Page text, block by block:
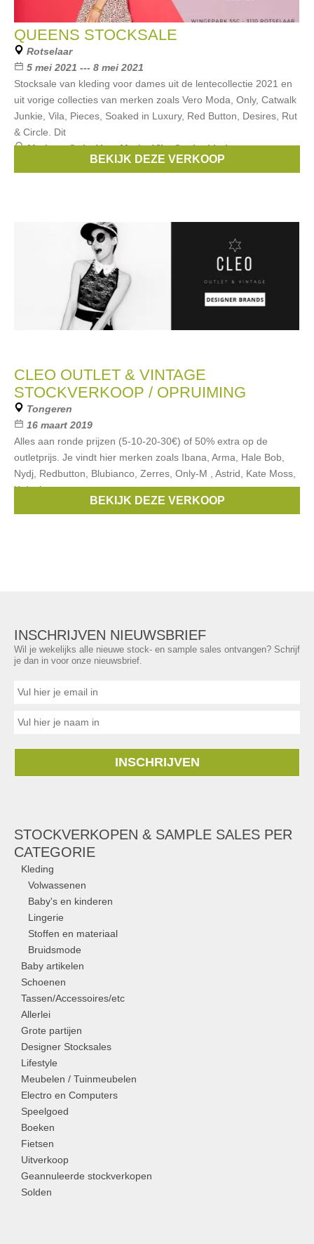
QUEENS STOCKSALE
Rotselaar
5 mei 2021 --- 8 mei 2021
Stocksale van kleding voor dames uit de lentecollectie 2021 en
uit vorige collecties van merken zoals Vero Moda, Only, Catwalk
Junkie, Vila, Pieces, Soaked in Luxury, Red Button, Desires, Rut
& Circle. Dit
Merken:Only,Vero Moda,Vila,Soaked in Luxury,
BEKIJK DEZE VERKOOP
CLEO OUTLET & VINTAGE
STOCKVERKOOP / OPRUIMING
Tongeren
16 maart 2019
Alles aan ronde prijzen (5-10-20-30€) of 50% extra op de
outletprijs. Je vindt hier merken zoals Ibana, Arma, Hale Bob,
Nydj, Redbutton, Blubianco, Zerres, Only-M , Astrid, Kate Moss,
K design....
Zerres,Halé Bob,Arma ,kdesign
BEKIJK DEZE VERKOOP
INSCHRIJVEN NIEUWSBRIEF
Wil je wekelijks alle nieuwe stock- en sample sales ontvangen? Schrijf
je dan in voor onze nieuwsbrief.
INSCHRIJVEN
STOCKVERKOPEN & SAMPLE SALES PER
CATEGORIE
Kleding
Volwassenen
Baby's en kinderen
Lingerie
Stoffen en materiaal
Bruidsmode
Baby artikelen
Schoenen
Tassen/Accessoires/etc
Allerlei
Grote partijen
Designer Stocksales
Lifestyle
Meubelen / Tuinmeubelen
Electro en Computers
Speelgoed
Boeken
Fietsen
Uitverkoop
Geannuleerde stockverkopen
Solden